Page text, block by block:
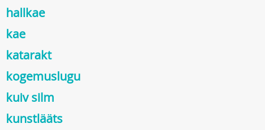
hallkae
kae
katarakt
kogemuslugu
kuiv silm
kunstlääts